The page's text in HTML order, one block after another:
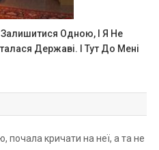
Одною, І Я Не
Державі. І Тут До Мені
почала кричати на неї, а та не